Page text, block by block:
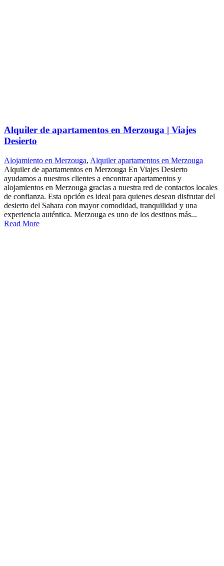
Alquiler de apartamentos en Merzouga | Viajes
Desierto
Alojamiento en Merzouga, Alquiler apartamentos en Merzouga
Alquiler de apartamentos en Merzouga En Viajes Desierto
ayudamos a nuestros clientes a encontrar apartamentos y
alojamientos en Merzouga gracias a nuestra red de contactos locales
de confianza. Esta opción es ideal para quienes desean disfrutar del
desierto del Sahara con mayor comodidad, tranquilidad y una
experiencia auténtica. Merzouga es uno de los destinos más...
Read More